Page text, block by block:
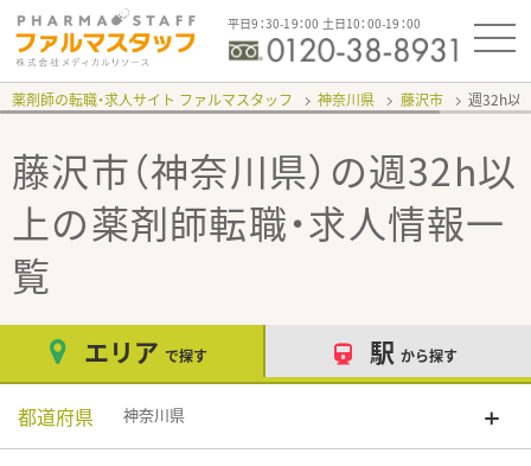
平日9：30-19：00 土日10：00-19：00
薬剤師の転職・求人サイト ファルマスタッフ 神奈川県 藤沢市 週32h以
藤沢市（神奈川県）の週32h以
上の薬剤師転職・求人情報一
覧
エリア で探す 駅 から探す
都道府県 神奈川県